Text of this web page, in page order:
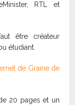
RTL et
être créateur
étudiant.
de Graine de
20 pages et un